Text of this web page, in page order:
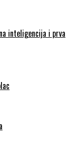
inteligencija i prva